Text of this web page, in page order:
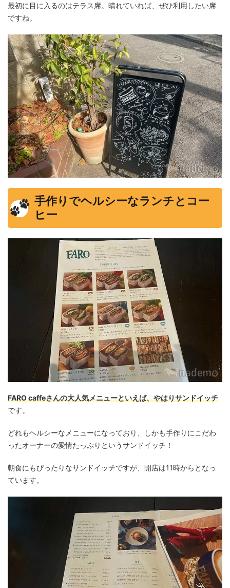
最初に目に入るのはテラス席。晴れていれば、ぜひ利用したい席
ですね。
手作りでヘルシーなランチとコー
ヒー
FARO caffeさんの大人気メニューといえば、やはりサンドイッチ
です。
どれもヘルシーなメニューになっており、しかも手作りにこだわ
ったオーナーの愛情たっぷりというサンドイッチ！
朝食にもぴったりなサンドイッチですが、開店は11時からとなっ
ています。